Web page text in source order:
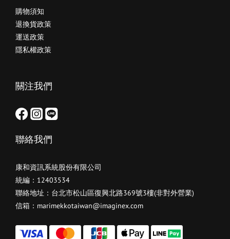
購物須知
退換貨政策
運送政策
隱私權政策
關注我們
聯絡我們
康和資訊系統股份有限公司
統編：12403534
聯絡地址：台北市松山區復興北路369號3樓(非對外營業)
信箱：marimekkotaiwan@imaginex.com